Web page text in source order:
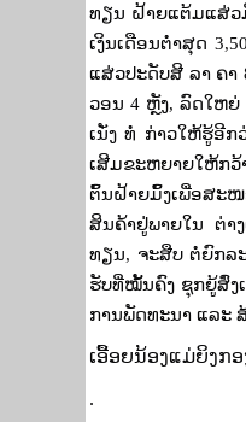
ທຽນ ຝ້າຍແຕ້ມແສ່ວ
ເງິນເດືອນຕ່ຳສຸດ
ແສ່ວປະດັບສີ ລາ ຄາ
ວອນ 4 ຫຼັງ, ລົດໃຫຍ່
ເນັ່ງ ທໍ່ ກ່າວໃຫ້ຮູ້ອີ
ເສີມຂະຫຍາຍໃຫ້ກວ້
ຕົ້ນຝ້າຍມົ້ງເພື່ອສະ
ສິນຄ້າຢູ່ພາຍໃນ ຕ່າ
ທຽນ, ຈະສືບ ຕໍ່ຍົກລ
ຮັບທີ່ໝັ້ນຄົງ ຊຸກຍູ້ສົ່ງ
ການພັດທະນາ ແລະ
ເອື້ອຍນ້ອງແມ່ຍິງກ
.